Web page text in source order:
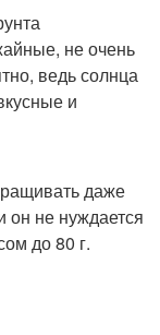
не очень
ведь солнца
и
даже
он не нуждается
до 80 г.